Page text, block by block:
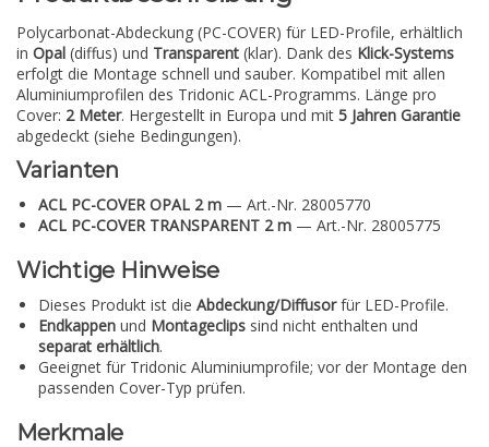
Polycarbonat-Abdeckung (PC-COVER) für LED-Profile, erhältlich
in Opal (diffus) und Transparent (klar). Dank des Klick-Systems
erfolgt die Montage schnell und sauber. Kompatibel mit allen
Aluminiumprofilen des Tridonic ACL-Programms. Länge pro
Cover: 2 Meter. Hergestellt in Europa und mit 5 Jahren Garantie
abgedeckt (siehe Bedingungen).
Varianten
ACL PC-COVER OPAL 2 m — Art.-Nr. 28005770
ACL PC-COVER TRANSPARENT 2 m — Art.-Nr. 28005775
Wichtige Hinweise
Dieses Produkt ist die Abdeckung/Diffusorfür LED-Profile.
Endkappen und Montageclips sind nicht enthalten und
separat erhältlich.
Geeignet für Tridonic Aluminiumprofile; vor der Montage den
passenden Cover-Typ prüfen.
Merkmale